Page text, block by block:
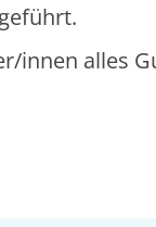
innen alles